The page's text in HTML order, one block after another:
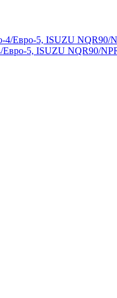
5, ISUZU NQR90/